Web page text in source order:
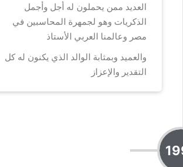
العديد ممن يحملون له أجل وأجمل
الذكريات وهو لجمهرة المحاسبين في
مصر وعالمنا العربي الأستاذ
والعميد وبمثابة الوالد الذي يكنون له كل
التقدير والإعزاز